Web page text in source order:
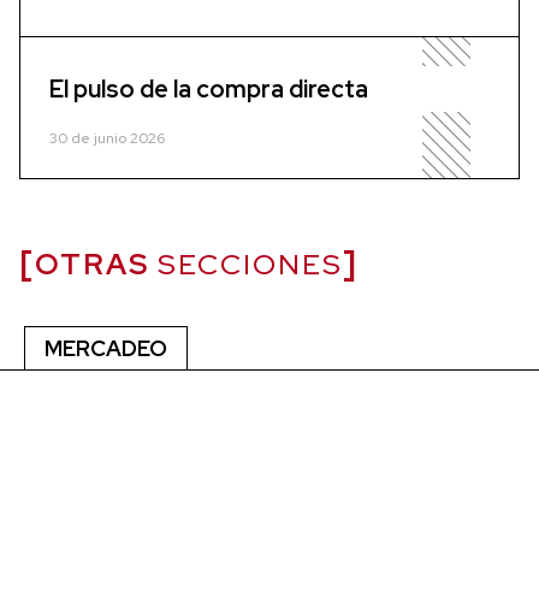
El pulso de la compra directa
30 de junio 2026
OTRAS SECCIONES
MERCADEO